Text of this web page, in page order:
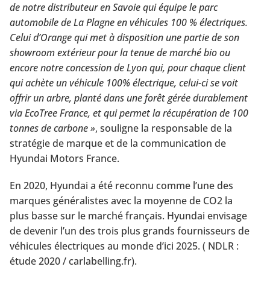
de notre distributeur en Savoie qui équipe le parc
automobile de La Plagne en véhicules 100 % électriques.
Celui d’Orange qui met à disposition une partie de son
showroom extérieur pour la tenue de marché bio ou
encore notre concession de Lyon qui, pour chaque client
qui achète un véhicule 100% électrique, celui-ci se voit
offrir un arbre, planté dans une forêt gérée durablement
via EcoTree France, et qui permet la récupération de 100
tonnes de carbone », souligne la responsable de la
stratégie de marque et de la communication de
Hyundai Motors France.
En 2020, Hyundai a été reconnu comme l’une des
marques généralistes avec la moyenne de CO2 la
plus basse sur le marché français. Hyundai envisage
de devenir l’un des trois plus grands fournisseurs de
véhicules électriques au monde d’ici 2025. ( NDLR :
étude 2020 / carlabelling.fr).